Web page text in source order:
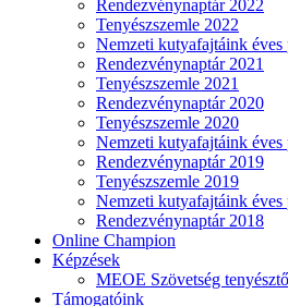
Rendezvénynaptár 2022
Tenyészszemle 2022
Nemzeti kutyafajtáink éves
Rendezvénynaptár 2021
Tenyészszemle 2021
Rendezvénynaptár 2020
Tenyészszemle 2020
Nemzeti kutyafajtáink éves
Rendezvénynaptár 2019
Tenyészszemle 2019
Nemzeti kutyafajtáink éves
Rendezvénynaptár 2018
Online Champion
Képzések
MEOE Szövetség
Támogatóink